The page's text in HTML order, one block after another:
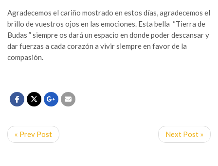
Agradecemos el cariño mostrado en estos días, agradecemos el
brillo de vuestros ojos en las emociones. Esta bella “Tierra de
Budas ” siempre os dará un espacio en donde poder descansar y
dar fuerzas a cada corazón a vivir siempre en favor de la
compasión.
« Prev Post Next Post »